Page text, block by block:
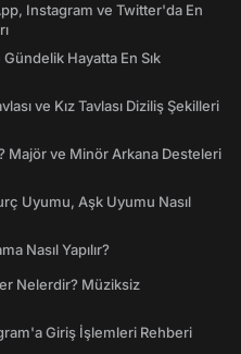
Instagram ve Twitter'da En
Hayatta En Sık
ve Kız Tavlası Diziliş Şekilleri
Majör ve Minör Arkana Desteleri
Uyumu, Aşk Uyumu Nasıl
Nasıl Yapılır?
Nelerdir? Müziksiz
Giriş İşlemleri Rehberi